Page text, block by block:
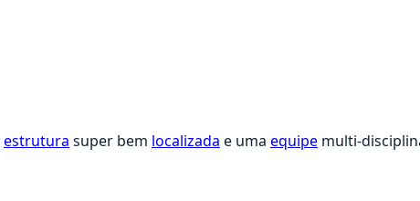
estrutura super bem localizada e uma equipe multi-